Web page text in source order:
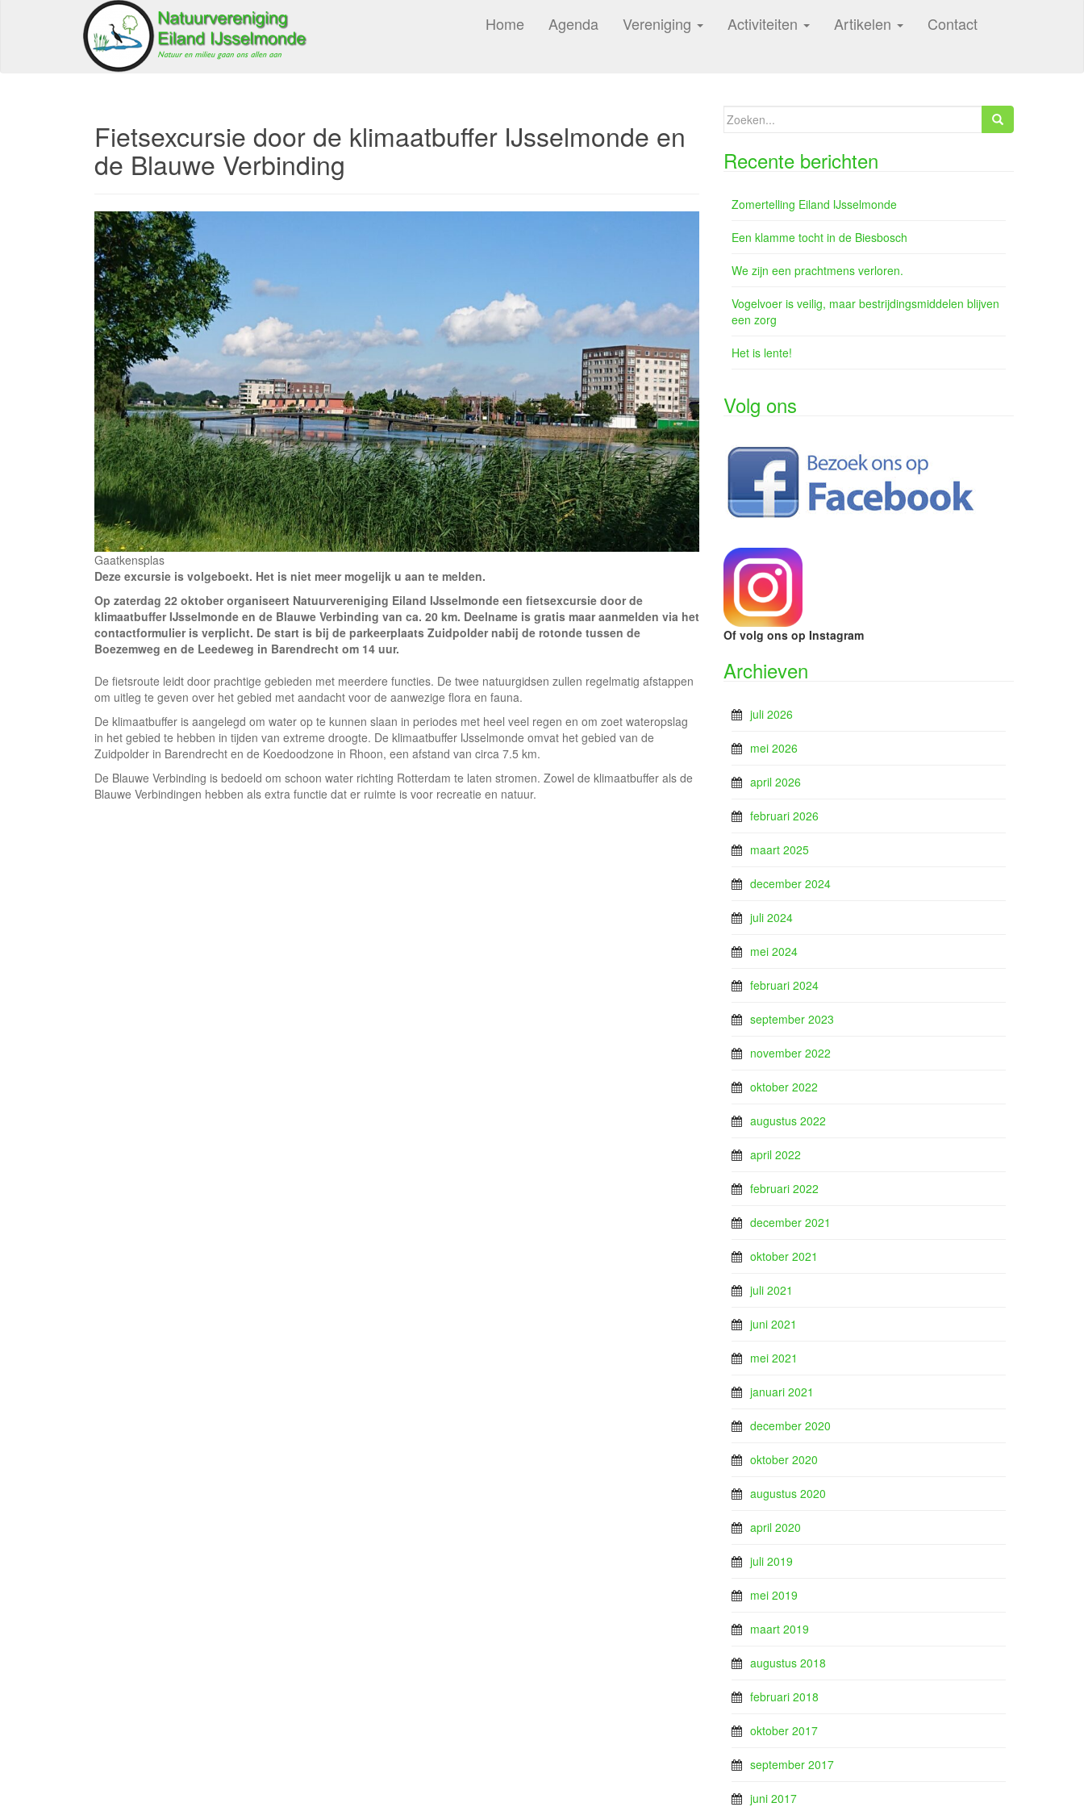
Home Agenda Vereniging Activiteiten Artikelen Contact
Fietsexcursie door de klimaatbuffer IJsselmonde en
de Blauwe Verbinding
Gaatkensplas
Deze excursie is volgeboekt. Het is niet meer mogelijk u aan te melden.
Op zaterdag 22 oktober organiseert Natuurvereniging Eiland IJsselmonde een fietsexcursie door de
klimaatbuffer IJsselmonde en de Blauwe Verbinding van ca. 20 km. Deelname is gratis maar aanmelden via het
contactformulier is verplicht. De start is bij de parkeerplaats Zuidpolder nabij de rotonde tussen de
Boezemweg en de Leedeweg in Barendrecht om 14 uur.
De fietsroute leidt door prachtige gebieden met meerdere functies. De twee natuurgidsen zullen regelmatig afstappen
om uitleg te geven over het gebied met aandacht voor de aanwezige flora en fauna.
De klimaatbuffer is aangelegd om water op te kunnen slaan in periodes met heel veel regen en om zoet wateropslag
in het gebied te hebben in tijden van extreme droogte. De klimaatbuffer IJsselmonde omvat het gebied van de
Zuidpolder in Barendrecht en de Koedoodzone in Rhoon, een afstand van circa 7.5 km.
De Blauwe Verbinding is bedoeld om schoon water richting Rotterdam te laten stromen. Zowel de klimaatbuffer als de
Blauwe Verbindingen hebben als extra functie dat er ruimte is voor recreatie en natuur.
Zoeken
naar:
Recente berichten
Zomertelling Eiland IJsselmonde
Een klamme tocht in de Biesbosch
We zijn een prachtmens verloren.
Vogelvoer is veilig, maar bestrijdingsmiddelen blijven
een zorg
Het is lente!
Volg ons
Of volg ons op Instagram
Archieven
juli 2026
mei 2026
april 2026
februari 2026
maart 2025
december 2024
juli 2024
mei 2024
februari 2024
september 2023
november 2022
oktober 2022
augustus 2022
april 2022
februari 2022
december 2021
oktober 2021
juli 2021
juni 2021
mei 2021
januari 2021
december 2020
oktober 2020
augustus 2020
april 2020
juli 2019
mei 2019
maart 2019
augustus 2018
februari 2018
oktober 2017
september 2017
juni 2017